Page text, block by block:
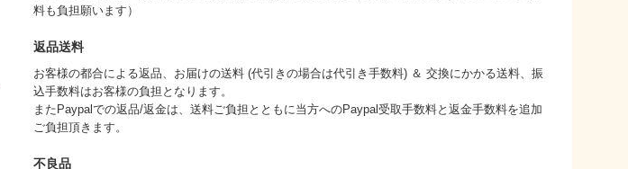
料も負担願います）
返品送料
お客様の都合による返品、お届けの送料 (代引きの場合は代引き手数料) ＆ 交換にかかる送料、振
込手数料はお客様の負担となります。
またPaypalでの返品/返金は、送料ご負担とともに当方へのPaypal受取手数料と返金手数料を追加
ご負担頂きます。
不良品